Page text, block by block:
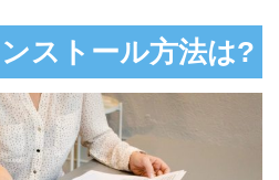
ストール方法は?